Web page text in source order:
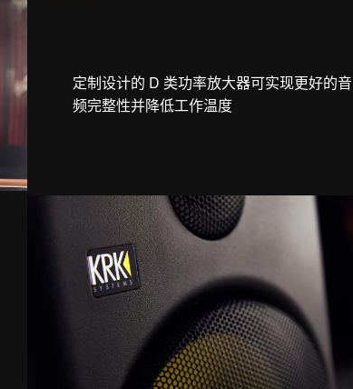
定制设计的 D 类功率放大器可实现更好的音
频完整性并降低工作温度